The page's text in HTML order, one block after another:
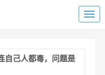
自己人都毒，问题是